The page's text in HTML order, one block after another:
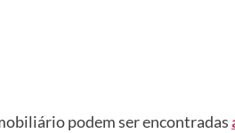
podem ser encontradas